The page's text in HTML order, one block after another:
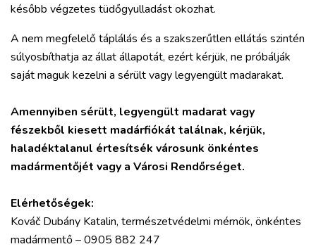
később végzetes tüdőgyulladást okozhat.
A nem megfelelő táplálás és a szakszerűtlen ellátás szintén
súlyosbíthatja az állat állapotát, ezért kérjük, ne próbálják
saját maguk kezelni a sérült vagy legyengült madarakat.
Amennyiben sérült, legyengült madarat vagy
fészekből kiesett madárfiókát találnak, kérjük,
haladéktalanul értesítsék városunk önkéntes
madármentőjét vagy a Városi Rendőrséget.
Elérhetőségek:
Kováč Dubány Katalin, természetvédelmi mérnök, önkéntes
madármentő – 0905 882 247